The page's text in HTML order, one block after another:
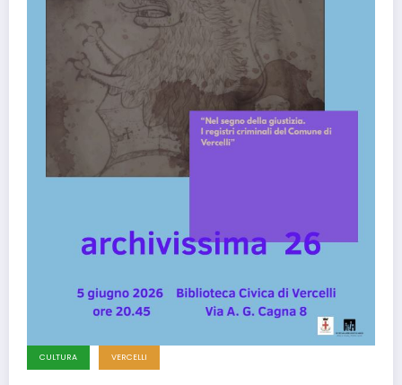
CULTURA VERCELLI